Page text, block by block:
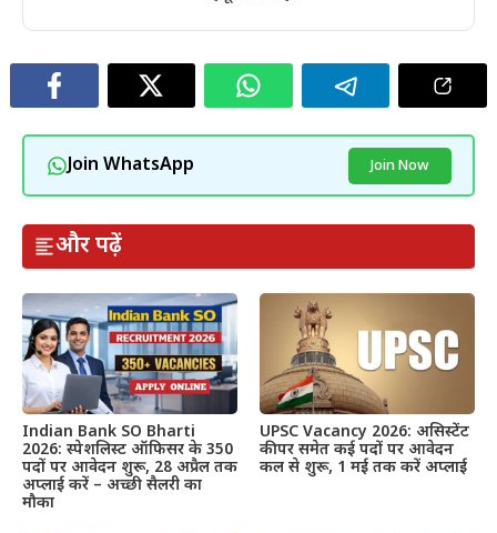
Join WhatsApp Join Now
और पढ़ें
Indian Bank SO Bharti
2026: स्पेशलिस्ट ऑफिसर के 350
पदों पर आवेदन शुरू, 28 अप्रैल तक
अप्लाई करें – अच्छी सैलरी का
मौका
UPSC Vacancy 2026: असिस्टेंट
कीपर समेत कई पदों पर आवेदन
कल से शुरू, 1 मई तक करें अप्लाई